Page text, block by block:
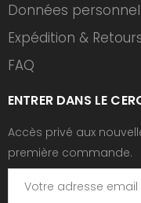
Données
Expédition &
FAQ
ENTRER DANS LE
Accès privé aux
première commande.